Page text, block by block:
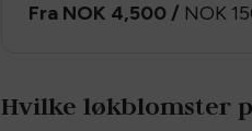
Fra NOK 4,500 / NOK
Hvilke løkblomster